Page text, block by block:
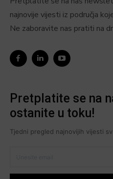
najnovije vijesti iz područja
Ne zaboravite nas pratiti na
Pretplatite se na
ostanite u toku!
Tjedni pregled najnovijih vijesti